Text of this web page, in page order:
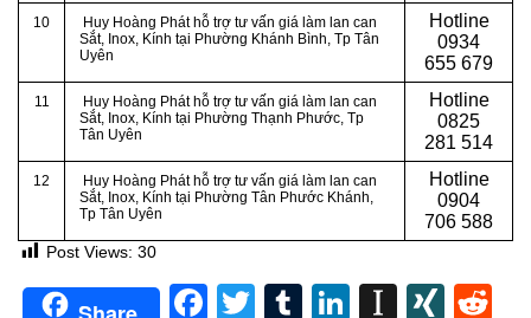
10
Huy Hoàng Phát hỗ trợ tư vấn giá làm lan can
Sắt, Inox, Kính tại Phường Khánh Bình, Tp Tân
Uyên
Hotline
0934
655 679
11
Huy Hoàng Phát hỗ trợ tư vấn giá làm lan can
Sắt, Inox, Kính tại Phường Thạnh Phước, Tp
Tân Uyên
Hotline
0825
281 514
12
Huy Hoàng Phát hỗ trợ tư vấn giá làm lan can
Sắt, Inox, Kính tại Phường Tân Phước Khánh,
Tp Tân Uyên
Hotline
0904
706 588
Post Views: 30
Facebook
TwitterTumblrLinkedIn